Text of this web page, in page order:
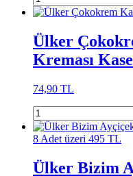
Ülker
Kreması
74,90 TL
8 Adet üzeri 495 TL
Ülker Bizim